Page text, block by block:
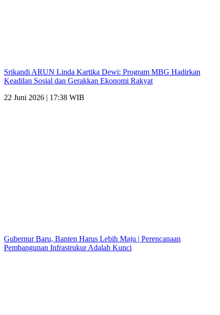
Srikandi ARUN Linda Kartika Dewi: Program MBG Hadirkan
Keadilan Sosial dan Gerakkan Ekonomi Rakyat
22 Juni 2026 | 17:38 WIB
Gubernur Baru, Banten Harus Lebih Maju | Perencanaan
Pembangunan Infrastrukur Adalah Kunci